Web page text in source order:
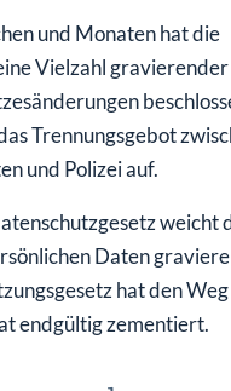
und Monaten hat die
Vielzahl
Trennungsgebot
und Polizei auf.
weicht
Daten
hat den
endgültig zementiert.